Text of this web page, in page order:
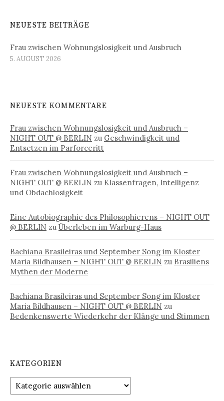
NEUESTE BEITRÄGE
Frau zwischen Wohnungslosigkeit und Ausbruch
5. AUGUST 2026
NEUESTE KOMMENTARE
Frau zwischen Wohnungslosigkeit und Ausbruch –
NIGHT OUT @ BERLIN zu Geschwindigkeit und
Entsetzen im Parforceritt
Frau zwischen Wohnungslosigkeit und Ausbruch –
NIGHT OUT @ BERLIN zu Klassenfragen, Intelligenz
und Obdachlosigkeit
Eine Autobiographie des Philosophierens – NIGHT OUT
@ BERLIN zu Überleben im Warburg-Haus
Bachiana Brasileiras und September Song im Kloster
Maria Bildhausen – NIGHT OUT @ BERLIN zu Brasiliens
Mythen der Moderne
Bachiana Brasileiras und September Song im Kloster
Maria Bildhausen – NIGHT OUT @ BERLIN zu
Bedenkenswerte Wiederkehr der Klänge und Stimmen
KATEGORIEN
Kategorien